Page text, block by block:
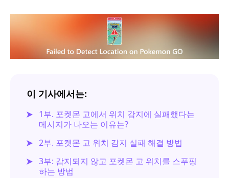
이 기사에서는:
1부. 포켓몬 고에서 위치 감지에 실패했다는
메시지가 나오는 이유는?
2부. 포켓몬 고 위치 감지 실패 해결 방법
3부: 감지되지 않고 포켓몬 고 위치를 스푸핑
하는 방법